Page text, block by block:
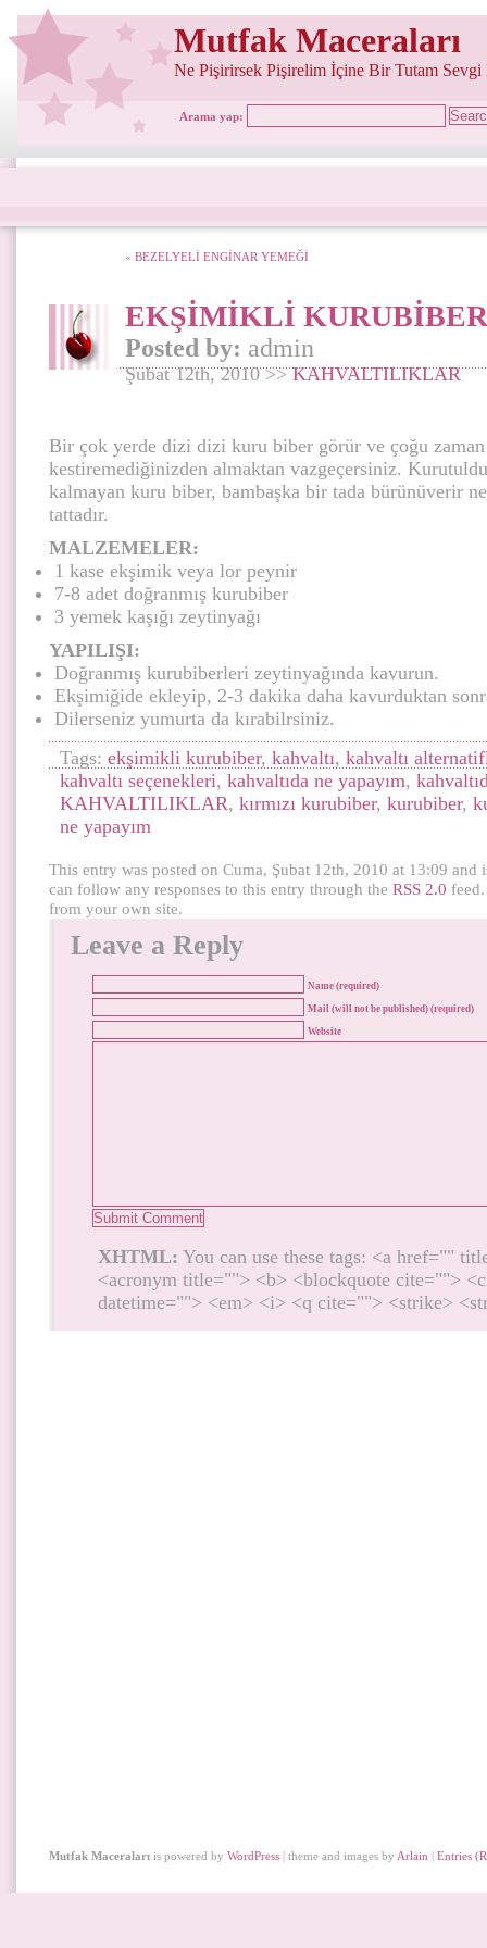
Mutfak Maceraları
Ne Pişirirsek Pişirelim İçine Bir Tutam Sevgi
Arama yap:
« BEZELYELİ ENGİNAR YEMEĞİ
EKŞİMİKLİ KURUBİBER
Posted by: admin
Şubat 12th, 2010 >>KAHVALTILIKLAR
Bir çok yerde dizi dizi kuru biber görür ve çoğu zaman
kestiremediğinizden almaktan vazgeçersiniz.
kalmayan kuru biber, bambaşka bir tada bürünüverir
tattadır.
MALZEMELER:
1 kase ekşimik veya lor peynir
7-8 adet doğranmış kurubiber
3 yemek kaşığı zeytinyağı
YAPILIŞI:
Doğranmış kurubiberleri zeytinyağında kavurun.
Ekşimiğide ekleyip, 2-3 dakika daha kavurduktan
Dilerseniz yumurta da kırabilrsiniz.
Tags: ekşimikli kurubiber, kahvaltı, kahvaltı
kahvaltı seçenekleri, kahvaltıda ne yapayım,
KAHVALTILIKLAR, kırmızı kurubiber, kurubiber,
ne yapayım
This entry was posted on Cuma, Şubat 12th, 2010 at 13:09
can follow any responses to this entry through the RSS 2.0
from your own site.
Leave a Reply
Name (required)
Mail (will not be published) (required)
Website
XHTML: You can use these tags: <a href=""
<acronym title=""> <b> <blockquote cite="">
datetime=""> <em> <i> <q cite=""> <strike>
Mutfak Maceraları is powered by WordPress | theme and images by Arlain | Entries